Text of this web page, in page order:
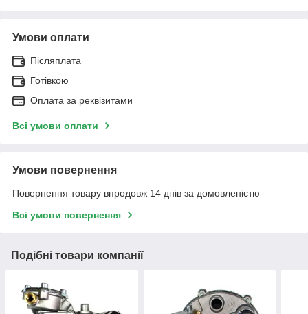
Умови оплати
Післяплата
Готівкою
Оплата за реквізитами
Всі умови оплати
Умови повернення
Повернення товару впродовж 14 днів за домовленістю
Всі умови повернення
Подібні товари компанії